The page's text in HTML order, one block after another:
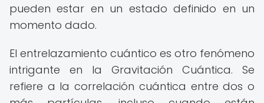
pueden estar en un estado definido en un
momento dado.
El entrelazamiento cuántico es otro fenómeno
intrigante en la Gravitación Cuántica. Se
refiere a la correlación cuántica entre dos o